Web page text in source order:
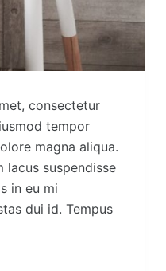
consectetur
tempor
magna aliqua.
lacus suspendisse
in eu mi
dui id. Tempus